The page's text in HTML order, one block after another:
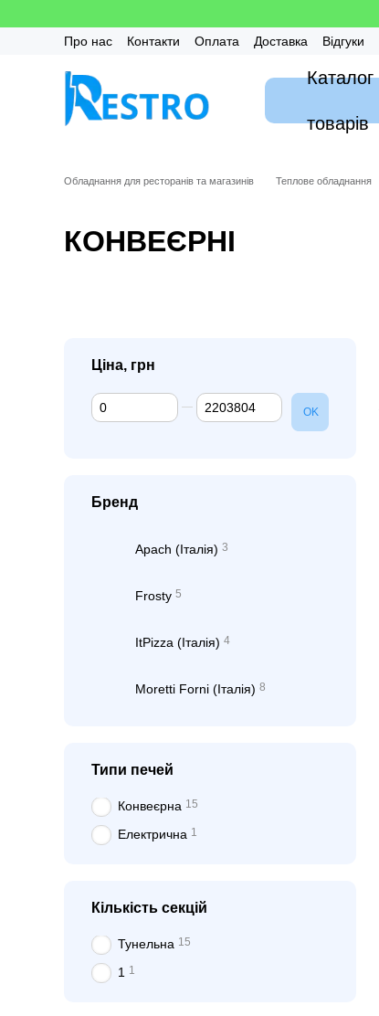
Про нас Контакти Оплата Доставка Відгуки
Каталог
товарів
Обладнання для ресторанів та магазинів Теплове обладнання
КОНВЕЄРНІ
Ціна, грн
Від Ціна, грн
До Ціна, грн
OK
Бренд
Apach (Італія) 3
Frosty 5
ItPizza (Італія) 4
Moretti Forni (Італія) 8
Типи печей
Конвеєрна 15
Електрична 1
Кількість секцій
Тунельна 15
1 1